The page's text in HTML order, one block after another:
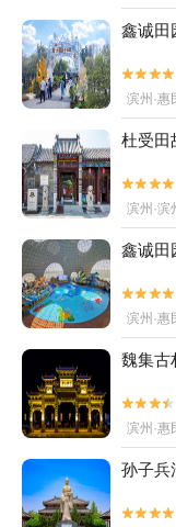
鑫诚田
滨州·惠
杜受田
滨州·滨
鑫诚田
滨州·惠
魏集古
滨州·惠
孙子兵